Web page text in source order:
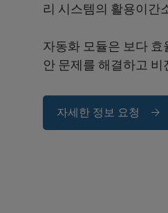
리 시스템의 활용이간
자동화 모듈은 보다 효
안 문제를 해결하고
자세한 정보 요청